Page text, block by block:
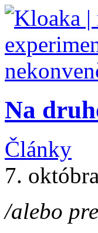
Na
Články
7.
/alebo